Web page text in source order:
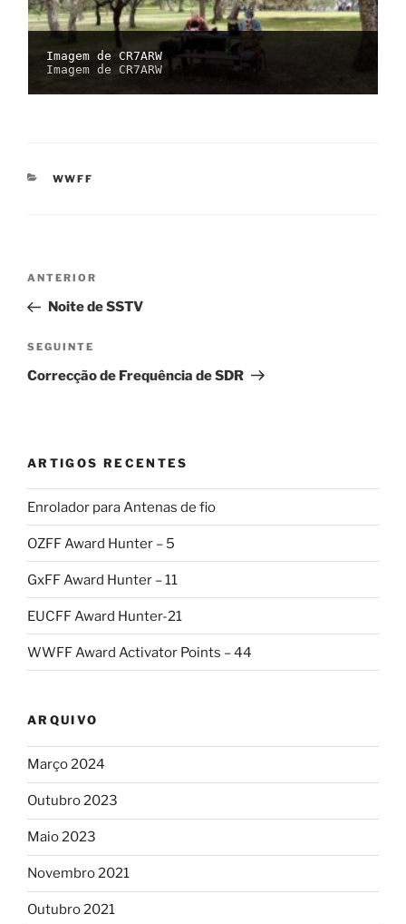
Imagem de CR7ARW
Imagem de CR7ARW
CATEGORIAS
WWFF
Navegação
artigos
Conteúdo
anterior
ANTERIOR
Noite de SSTV
Conteúdo
seguinte
SEGUINTE
Correcção de Frequência de SDR
ARTIGOS RECENTES
Enrolador para Antenas de fio
OZFF Award Hunter – 5
GxFF Award Hunter – 11
EUCFF Award Hunter-21
WWFF Award Activator Points – 44
ARQUIVO
Março 2024
Outubro 2023
Maio 2023
Novembro 2021
Outubro 2021